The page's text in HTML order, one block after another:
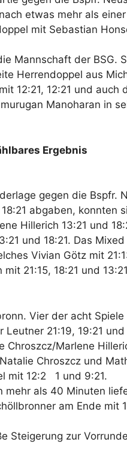
etwas mehr als
mit Sebastian
Mannschaft der BSG.
Herrendoppel aus
12:21, 12:21 und
Manoharan in
Ergebnis
gegen die
abgaben,
Hillerich 13:21 und
und 18:21. Das
Vivian Götz mit
21:15, 18:21 und
Vier der acht
Leutner 21:19, 19:21
Marlene
Chroszcz und
mit 12:2 1 und 9:21.
als 40 Minuten
am Ende mit
Steigerung zur